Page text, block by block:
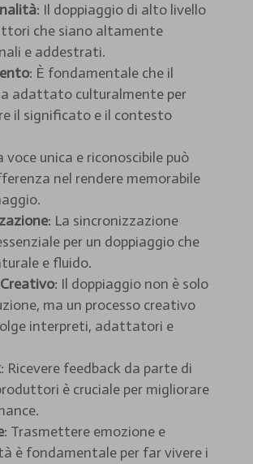
: Il doppiaggio di alto livello
che siano altamente
e addestrati.
: È fondamentale che il
adattato culturalmente per
il significato e il contesto
voce unica e riconoscibile può
nel rendere memorabile
: La sincronizzazione
per un doppiaggio che
e fluido.
: Il doppiaggio non è solo
ma un processo creativo
interpreti, adattatori e
: Ricevere feedback da parte di
è cruciale per migliorare
: Trasmettere emozione e
è fondamentale per far vivere i